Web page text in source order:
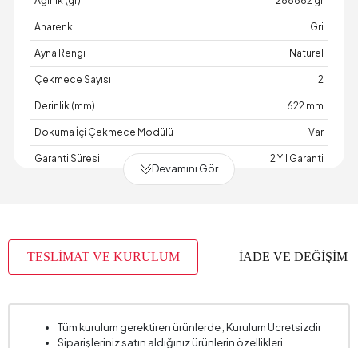
Anarenk Gri
Ayna Rengi Naturel
Çekmece Sayısı 2
Derinlik (mm) 622 mm
Dokuma İçi Çekmece Modülü Var
Garanti Süresi 2 Yıl Garanti
Hacim (m3)
Kapak Sayısı 6
Paket Sayısı
Devamını Gör
TESLİMAT VE KURULUM İADE VE DEĞİŞİM
Tüm kurulum gerektiren ürünlerde , Kurulum Ücretsizdir
Siparişleriniz satın aldığınız ürünlerin özellikleri